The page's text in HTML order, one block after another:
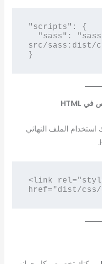
"scripts": {
src/sass:dist/
استخدام الملف النهائي
<link